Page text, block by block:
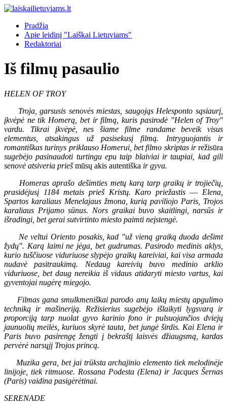
Pradžia
Apie leidinį "Laiškai Lietuviams"
Redaktoriai
Iš filmų pasaulio
HELEN OF TROY
Troja, garsusis senovės miestas, saugojąs Helesponto sąsiaurį,
įkvėpė ne tik Homerą, bet ir filmą, kuris pasirodė "Helen of Troy"
vardu. Tikrai įkvėpė, nes šiame filme randame beveik visus
elementus, atsakingus už pasisekusį filmą. Intryguojantis ir
romantiškas turinys priklauso Homerui, bet filmo skriptas irrežisūra
sugebėjo pasinaudoti turtingu epu taip blaiviai ir taupiai, kad gili
senovė atsiveria priešmūsų akis autentiška ir gyva.
Homeras aprašo dešimties metų karą tarp graikų ir trojiečių,
prasidėjusį 1184 metais prieš Kristų. Karo priežastis— Elena,
Spartos karaliaus Menelajaus žmona, kurią paviliojo Paris, Trojos
karaliaus Prijamo sūnus. Nors graikai buvo skaitlingi, narsūs ir
išradingi, bet gerai sutvirtinto miesto paimti neįstengė.
Ne veltui Oriento posakis, kad "už vieną graiką duoda dešimt
žydų". Karą laimi ne jėga, bet gudrumas. Pasirodo medinis aklys,
kurio tuščiuose viduriuose slypėjo graikų kareiviai, kai visa armada
nudavė pasitraukimą. Nedaug kareivių buvo medinio arklio
viduriuose, bet daug nereikia iš vidaus atidaryti miesto vartus, kai
gyventojai nugėrę miegojo.
Filmas gana smulkmeniškai parodo anų laikų miestų apgulimo
techniką ir mašineriją. Režisierius sugebėjo išlaikyti lygsvarą ir
proporciją tarp nuolat gyvo karinio fono ir pulsuojančios dviejų
jaunuolių meilės, kuriuos skyrė tauta, bet jungė širdis. Kai Elena ir
Paris buvo pasirengę žengti į bekraštį laisvės džiaugsmą, kardas
pervėrė narsųjį Trojos princą.
Muzika gera, bet jai trūksta archajinio elemento tiek melodinėje
linijoje, tiek ritmuose. Rossana Podesta (Elena) ir Jacques Šernas
(Paris) vaidina pasigėrėtinai.
SERENADE